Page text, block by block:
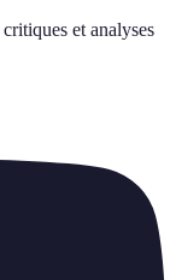
critiques et analyses